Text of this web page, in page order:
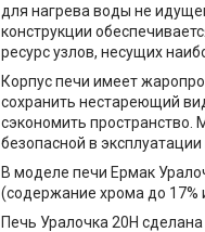
для нагрева воды не
конструкции
ресурс узлов, несущих
Корпус печи имеет
сохранить нестареющий
сэкономить пространство.
безопасной в эксплуатации
В моделе печи Ермак
(содержание хрома до 17%
Печь Уралочка 20Н